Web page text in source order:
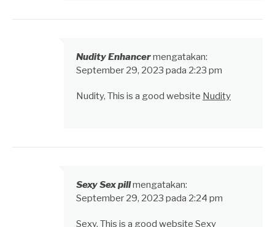
Nudity Enhancermengatakan:
September 29, 2023 pada 2:23 pm
Nudity, This is a good website Nudity
Sexy Sex pillmengatakan:
September 29, 2023 pada 2:24 pm
Sexy, This is a good website Sexy